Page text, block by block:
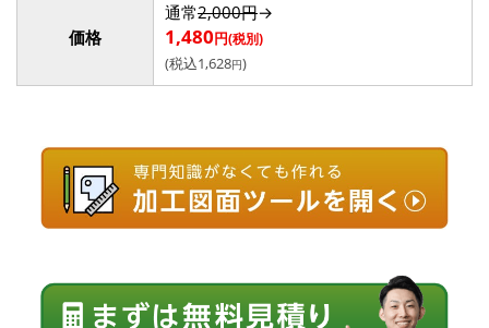
価格
通常2,000円→
1,480円
1,628円